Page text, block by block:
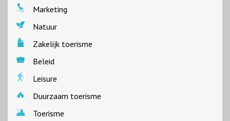
Marketing
Natuur
Zakelijk toerisme
Beleid
Leisure
Duurzaam toerisme
Toerisme